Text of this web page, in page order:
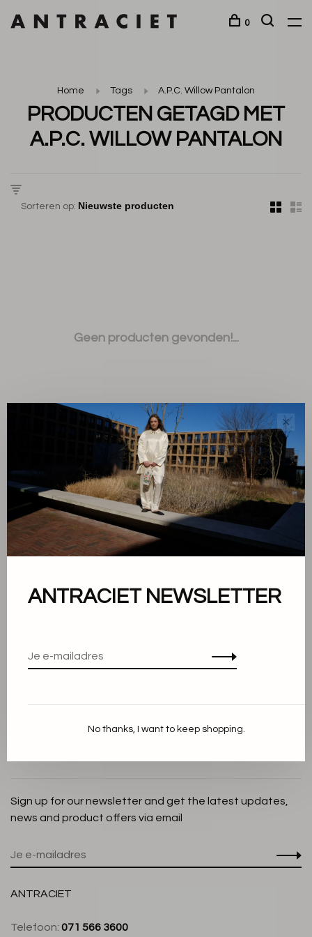
0
Home Tags A.P.C. Willow Pantalon
PRODUCTEN GETAGD MET
A.P.C. WILLOW PANTALON
Sorteren op:
Geen producten gevonden!...
Sorteren op:
Toon 1 - 0 van 0
Over ons
Cookieverklaring
Sign up for our newsletter and get the latest updates,
news and product offers via email
ANTRACIET
Telefoon: 071 566 3600
✕
ANTRACIET NEWSLETTER
No thanks, I want to keep shopping.